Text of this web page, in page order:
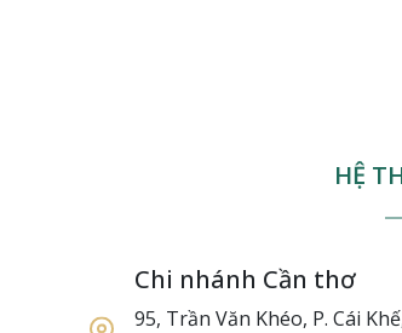
HỆ
Chi nhánh Cần thơ
95, Trần Văn Khéo, P. Cái